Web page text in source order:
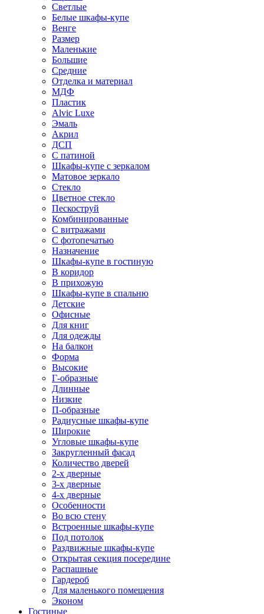
Светлые
Белые шкафы-купе
Венге
Размер
Маленькие
Большие
Средние
Отделка и материал
МДФ
Пластик
Alvic Luxe
Эмаль
Акрил
ДСП
С патиной
Шкафы-купе с зеркалом
Матовое зеркало
Стекло
Цветное стекло
Пескоструй
Комбинированные
С витражами
С фотопечатью
Назначение
Шкафы-купе в гостиную
В коридор
В прихожую
Шкафы-купе в спальню
Детские
Офисные
Для книг
Для одежды
На балкон
Форма
Высокие
Г-образные
Длинные
Низкие
П-образные
Радиусные шкафы-купе
Широкие
Угловые шкафы-купе
Закругленный фасад
Количество дверей
2-х дверные
3-х дверные
4-х дверные
Особенности
Во всю стену
Встроенные шкафы-купе
Под потолок
Раздвижные шкафы-купе
Открытая секция посередине
Распашные
Гардероб
Для маленького помещения
Эконом
Гостиные